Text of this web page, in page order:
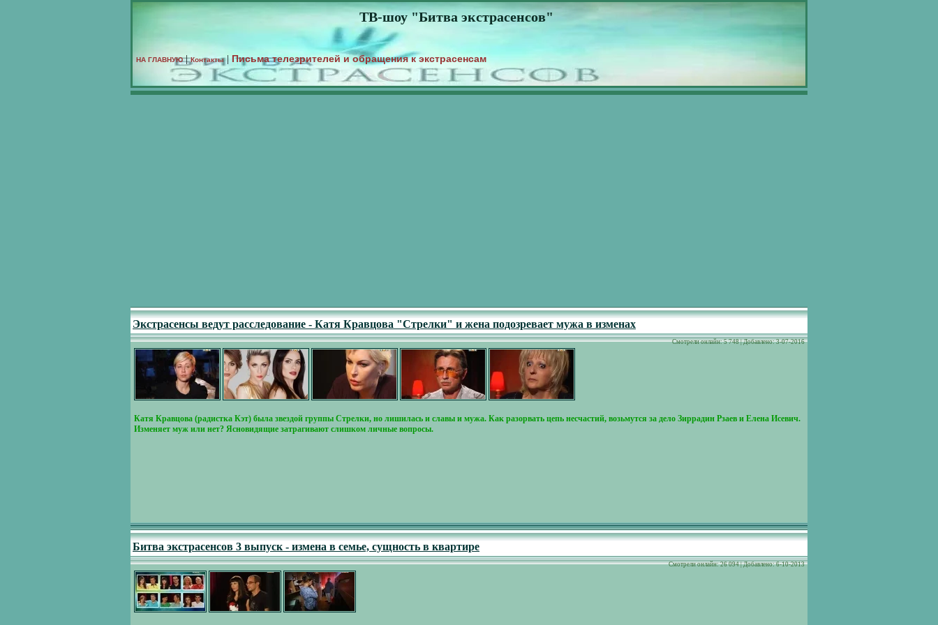
ТВ-шоу "Битва экстрасенсов"
НА ГЛАВНУЮ|Контакты| Письма телезрителей и обращения к экстрасенсам
Экстрасенсы ведут расследование - Катя Кравцова "Стрелки" и жена подозревает мужа в изменах
Cмотрели онлайн: 5 748 | Добавлено: 3-07-2016
Катя Кравцова (радистка Кэт) была звездой группы Стрелки, но лишилась и славы и мужа. Как разорвать цепь несчастий, возьмутся за дело Зиррадин Рзаев и Елена Исевич.
Изменяет муж или нет? Ясновидящие затрагивают слишком личные вопросы.
Битва экстрасенсов 3 выпуск - измена в семье, сущность в квартире
Cмотрели онлайн: 26 094 | Добавлено: 6-10-2013